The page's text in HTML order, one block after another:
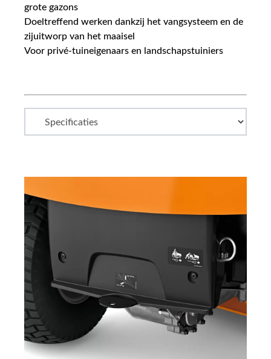
grote gazons
Doeltreffend werken dankzij het vangsysteem en de
zijuitworp van het maaisel
Voor privé-tuineigenaars en landschapstuiniers